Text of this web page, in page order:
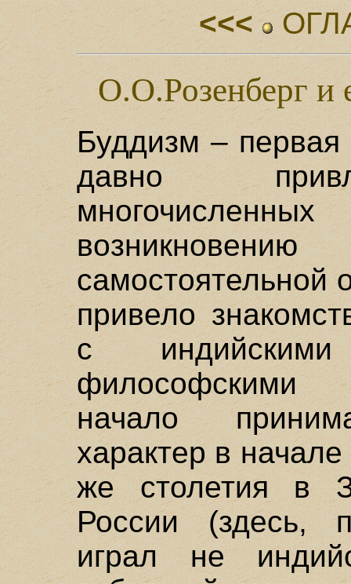
<<<
О.О.Розенберг и
Буддизм –
давно
самостоятельной
привело
с
философскими
начало
характер в
же столетия в
России (здесь,
играл не